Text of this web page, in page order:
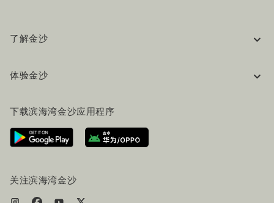
了解金沙
工作机会
联系我们
体验金沙
行程规划
路线指引
服务设施
下载滨海湾金沙应用程序
关注滨海湾金沙